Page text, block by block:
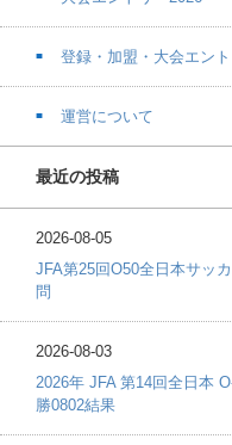
登録・加盟・大会エン
運営について
最近の投稿
2026-08-05
JFA第25回O50全日本サッ
問
2026-08-03
2026年 JFA 第14回全日本
勝0802結果